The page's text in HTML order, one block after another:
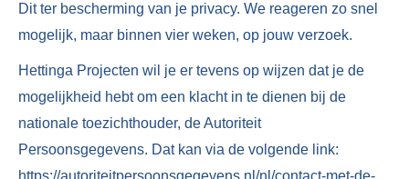
Dit ter bescherming van je privacy. We reageren zo snel
mogelijk, maar binnen vier weken, op jouw verzoek.
Hettinga Projecten wil je er tevens op wijzen dat je de
mogelijkheid hebt om een klacht in te dienen bij de
nationale toezichthouder, de Autoriteit
Persoonsgegevens. Dat kan via de volgende link:
https://autoriteitpersoonsgegevens.nl/nl/contact-met-de-